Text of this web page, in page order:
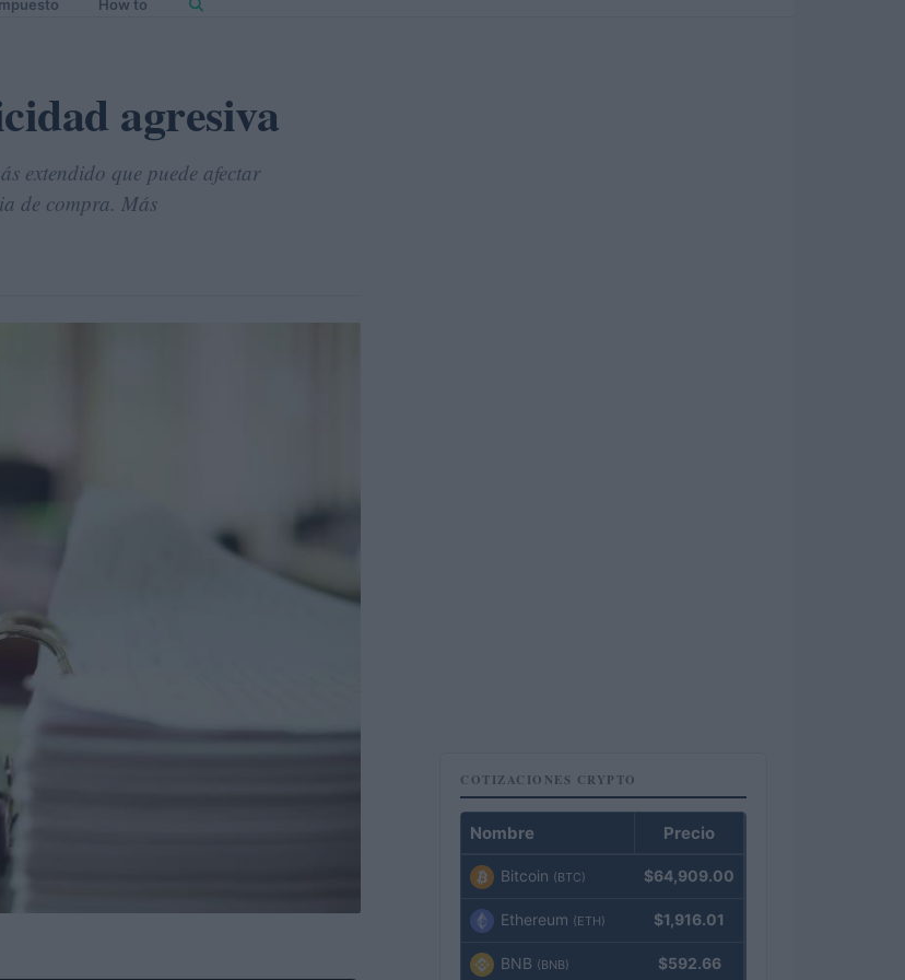
How to
agresiva
extendido que puede afectar
de compra. Más
COTIZACIONES CRYPTO
Nombre Precio
Bitcoin (BTC) $64,909.00
Ethereum (ETH) $1,916.01
BNB (BNB) $592.66